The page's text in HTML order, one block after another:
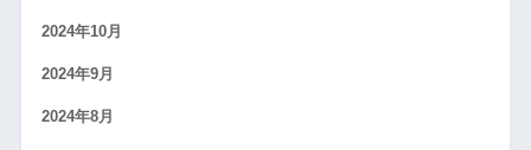
2024年10月
2024年9月
2024年8月